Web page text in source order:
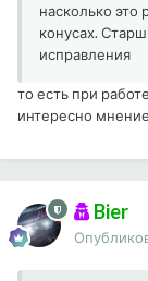
насколько это
конусах.
исправления
то есть при
интересно
Bier